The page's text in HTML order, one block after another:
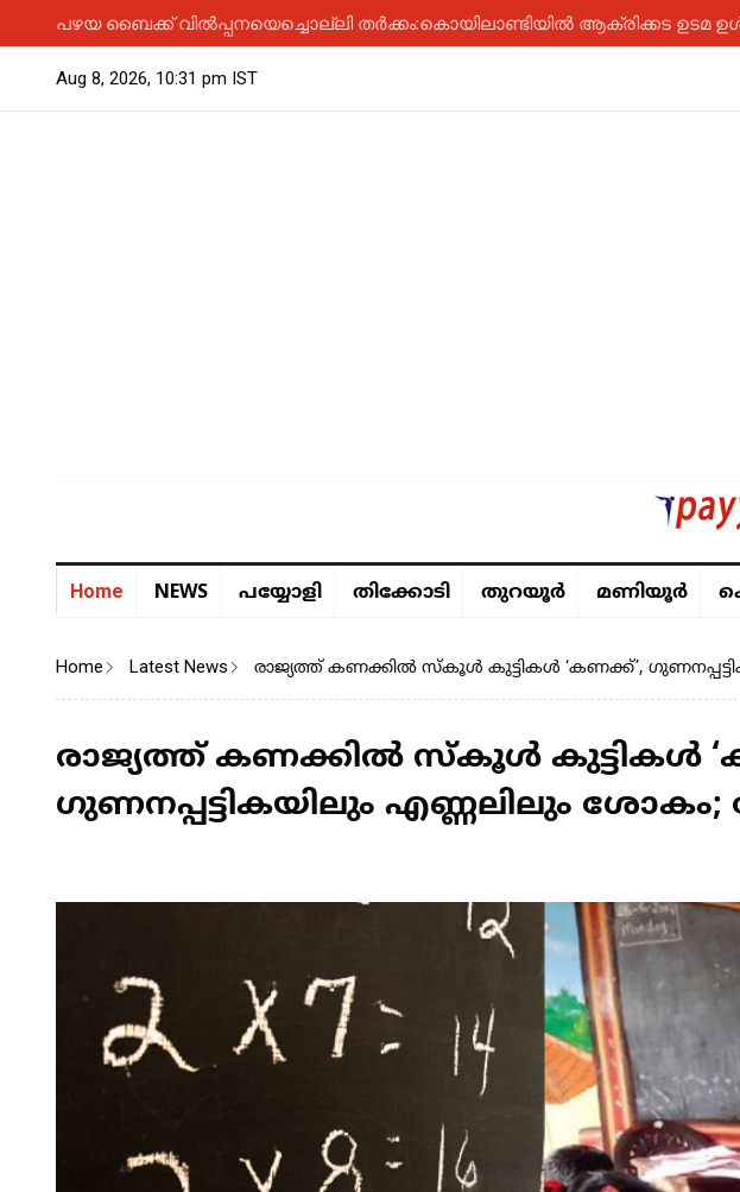
പഴയ ബൈക്ക് വിൽപ്പനയെച്ചൊല്ലി തർക്കം:കൊയിലാണ്ടിയിൽ ആക്രിക്കട ഉടമ
Aug 8, 2026, 10:31 pm IST
Home NEWS പയ്യോളി തിക്കോടി തുറയൂര്‍ മണിയൂര്‍
Home Latest News രാജ്യത്ത് കണക്കിൽ സ്കൂൾ കുട്ടികൾ ‘കണക്ക്’,
രാജ്യത്ത് കണക്കിൽ സ്കൂൾ കുട്ടികൾ
ഗുണനപ്പട്ടികയിലും എണ്ണലിലും ശോകം;